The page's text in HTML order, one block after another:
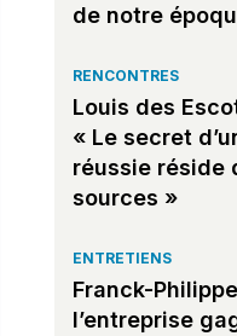
de notre
RENCONTRES
Louis des
« Le secret
réussie réside
sources »
ENTRETIENS
Franck-
l’entreprise